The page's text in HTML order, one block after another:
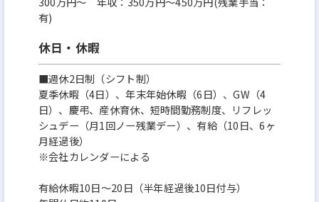
有)
休日・休暇
■週休2日制（シフト制）
夏季休暇（4日）、年末年始休暇（6日）、GW（4
日）、慶弔、産休育休、短時間勤務制度、リフレッ
シュデー（月1回ノー残業デー）、有給（10日、6ヶ
月経過後）
※会社カレンダーによる
有給休暇10日〜20日（半年経過後10日付与）